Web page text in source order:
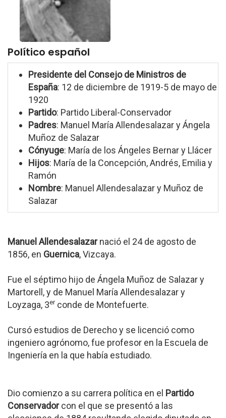
Político español
Presidente del Consejo de Ministros de
España: 12 de diciembre de 1919-5 de mayo de
1920
Partido: Partido Liberal-Conservador
Padres: Manuel María Allendesalazar y Ángela
Muñoz de Salazar
Cónyuge: María de los Ángeles Bernar y Llácer
Hijos: María de la Concepción, Andrés, Emilia y
Ramón
Nombre: Manuel Allendesalazar y Muñoz de
Salazar
Manuel Allendesalazarnació el 24 de agosto de
1856, en Guernica, Vizcaya.
Fue el séptimo hijo de Ángela Muñoz de Salazar y
Martorell, y de Manuel María Allendesalazar y
Loyzaga, 3erconde de Montefuerte.
Cursó estudios de Derecho y se licenció como
ingeniero agrónomo, fue profesor en la Escuela de
Ingeniería en la que había estudiado.
Dio comienzo a su carrera política en el Partido
Conservadorcon el que se presentó a las